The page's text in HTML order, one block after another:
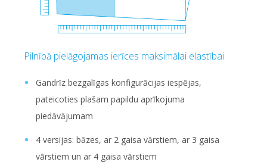
Pilnībā pielāgojamas ierīces maksimālai elastībai
Gandrīz bezgalīgas konfigurācijas iespējas,
pateicoties plašam papildu aprīkojuma
piedāvājumam
4 versijas: bāzes, ar 2 gaisa vārstiem, ar 3 gaisa
vārstiem un ar 4 gaisa vārstiem